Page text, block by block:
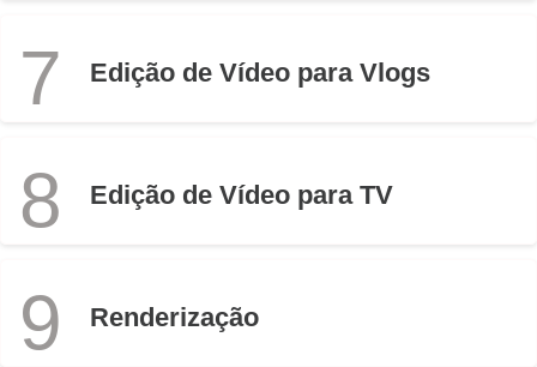
7 Edição de Vídeo para Vlogs
8 Edição de Vídeo para TV
9 Renderização